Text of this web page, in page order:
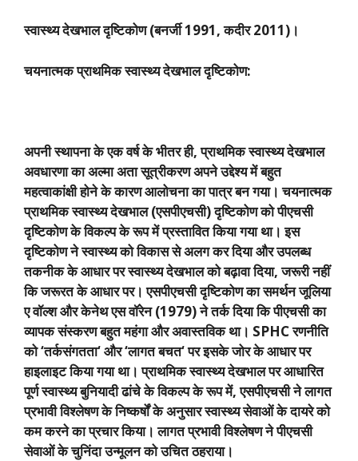
स्वास्थ्य देखभाल दृष्टिकोण (बनर्जी1991,कदीर2011) ।
चयनात्मक प्राथमिक स्वास्थ्य देखभाल दृष्टिकोण:
अपनी स्थापना के एक वर्ष के भीतर ही,प्राथमिक स्वास्थ्य देखभाल
अवधारणा का अल्मा अता सूत्रीकरण अपने उद्देश्य में बहुत
महत्वाकांक्षी होने के कारण आलोचना का पात्र बन गया। चयनात्मक
प्राथमिक स्वास्थ्य देखभाल (एसपीएचसी) दृष्टिकोण को पीएचसी
दृष्टिकोण के विकल्प के रूप में प्रस्तावित किया गया था। इस
दृष्टिकोण ने स्वास्थ्य को विकास से अलग कर दिया और उपलब्ध
तकनीक के आधार पर स्वास्थ्य देखभाल को बढ़ावा दिया,जरूरी नहीं
कि जरूरत के आधार पर। एसपीएचसी दृष्टिकोण का समर्थन जूलिया
ए वॉल्श और केनेथ एस वॉरेन (1979)ने तर्क दिया कि पीएचसी का
व्यापक संस्करण बहुत महंगा और अवास्तविक था। SPHCरणनीति
को‘तर्कसंगतता‘और‘लागत बचत‘पर इसके जोर के आधार पर
हाइलाइट किया गया था। प्राथमिक स्वास्थ्य देखभाल पर आधारित
पूर्ण स्वास्थ्य बुनियादी ढांचे के विकल्प के रूप में,एसपीएचसी ने लागत
प्रभावी विश्लेषण के निष्कर्षों के अनुसार स्वास्थ्य सेवाओं के दायरे को
कम करने का प्रचार किया। लागत प्रभावी विश्लेषण ने पीएचसी
सेवाओं के चुनिंदा उन्मूलन को उचित ठहराया।